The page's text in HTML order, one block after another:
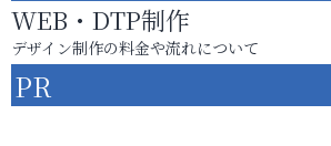
WEB・DTP制作
デザイン制作の料金や流れについて
PR